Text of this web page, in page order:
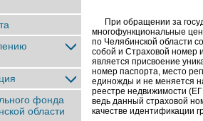
фонда
области
При обращении за
многофункциональные
по Челябинской области
собой и Страховой номер
является присвоение
номер паспорта, место
единожды и не меняется
реестре недвижимости
ведь данный страховой
качестве идентификации